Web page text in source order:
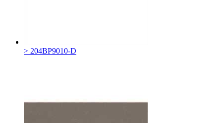
> 204BP9010-D